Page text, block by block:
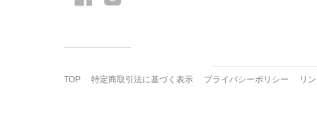
TOP 特定商取引法に基づく表示 プライバシーポリシー リ